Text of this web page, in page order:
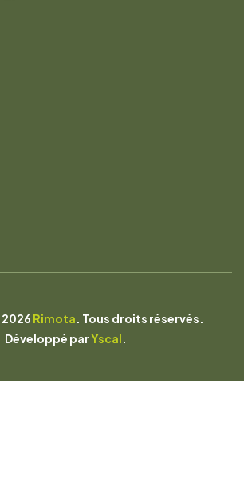
Rimota. Tous droits réservés.
Développé parYscal.